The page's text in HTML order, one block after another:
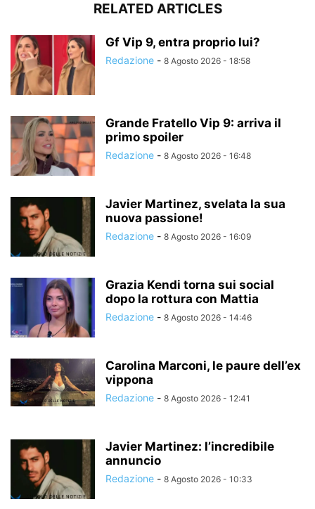
RELATED ARTICLES
Gf Vip 9, entra proprio lui?
Redazione - 8 Agosto 2026 - 18:58
Grande Fratello Vip 9: arriva il
primo spoiler
Redazione - 8 Agosto 2026 - 16:48
Javier Martinez, svelata la sua
nuova passione!
Redazione - 8 Agosto 2026 - 16:09
Grazia Kendi torna sui social
dopo la rottura con Mattia
Redazione - 8 Agosto 2026 - 14:46
Carolina Marconi, le paure dell’ex
vippona
Redazione - 8 Agosto 2026 - 12:41
Javier Martinez: l’incredibile
annuncio
Redazione - 8 Agosto 2026 - 10:33